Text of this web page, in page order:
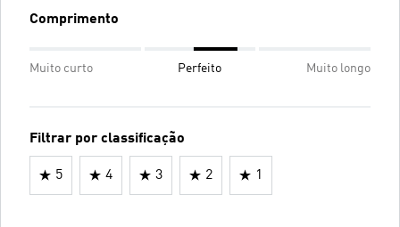
Comprimento
Muito curto Perfeito Muito longo
Filtrar por classificação
5 4 3 2 1